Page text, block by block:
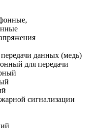
данных (медь)
для передачи
сигнализации